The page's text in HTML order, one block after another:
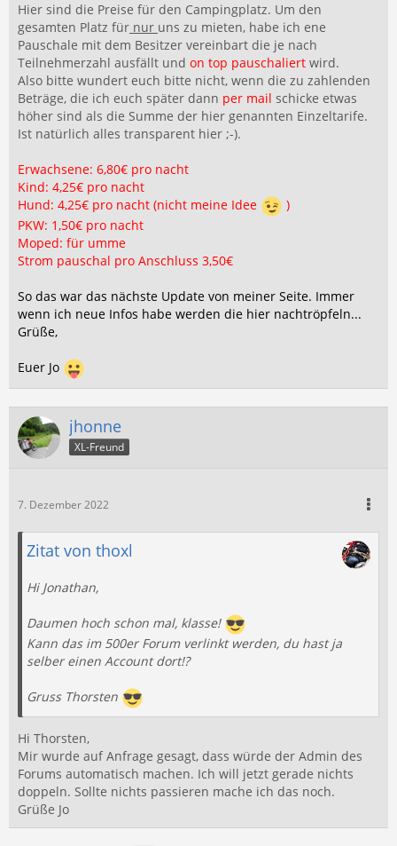
Hier sind die Preise für den Campingplatz. Um den
gesamten Platz für nur uns zu mieten, habe ich ene
Pauschale mit dem Besitzer vereinbart die je nach
Teilnehmerzahl ausfällt und on top pauschaliert wird.
Also bitte wundert euch bitte nicht, wenn die zu zahlenden
Beträge, die ich euch später dann per mail schicke etwas
höher sind als die Summe der hier genannten Einzeltarife.
Ist natürlich alles transparent hier ;-).
Erwachsene: 6,80€ pro nacht
Kind: 4,25€ pro nacht
Hund: 4,25€ pro nacht (nicht meine Idee
)
PKW: 1,50€ pro nacht
Moped: für umme
Strom pauschal pro Anschluss 3,50€
So das war das nächste Update von meiner Seite. Immer
wenn ich neue Infos habe werden die hier nachtröpfeln...
Grüße,
Euer Jo
jhonne
XL-Freund
7. Dezember 2022
Zitat von thoxl
Hi Jonathan,
Daumen hoch schon mal, klasse!
Kann das im 500er Forum verlinkt werden, du hast ja
selber einen Account dort!?
Gruss Thorsten
Hi Thorsten,
Mir wurde auf Anfrage gesagt, dass würde der Admin des
Forums automatisch machen. Ich will jetzt gerade nichts
doppeln. Sollte nichts passieren mache ich das noch.
Grüße Jo